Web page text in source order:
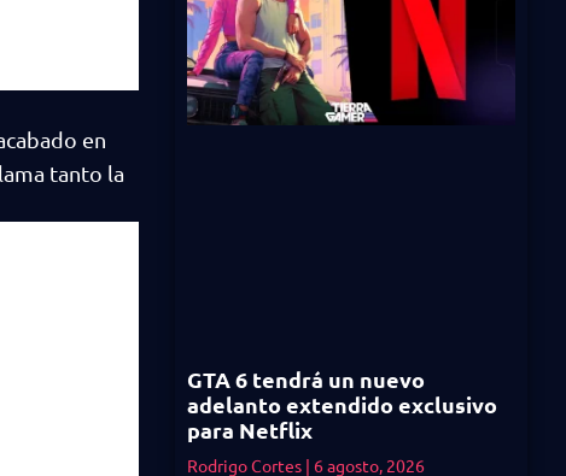
en
tanto la
GTA 6 tendrá un nuevo
adelanto extendido exclusivo
para Netflix
Rodrigo Cortes 6 agosto, 2026